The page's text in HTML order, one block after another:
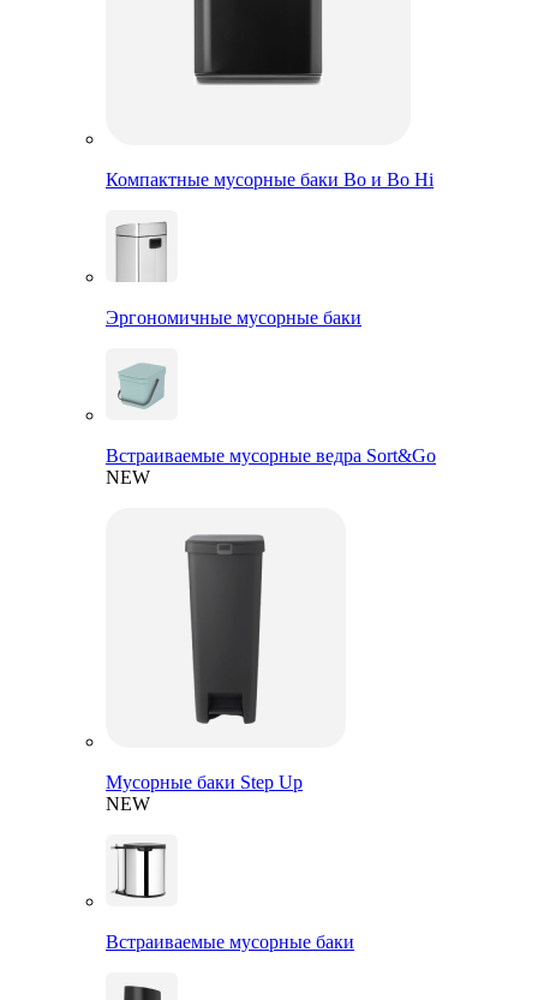
Компактные мусорные баки Bo и Bo Hi
Эргономичные мусорные баки
Встраиваемые мусорные ведра Sort&Go
NEW
Мусорные баки Step Up
NEW
Встраиваемые мусорные баки